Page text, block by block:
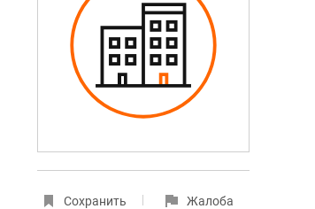
Сохранить Жалоба